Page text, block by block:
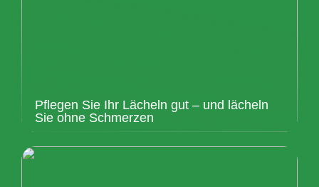
Pflegen Sie Ihr Lächeln gut – und lächeln
Sie ohne Schmerzen